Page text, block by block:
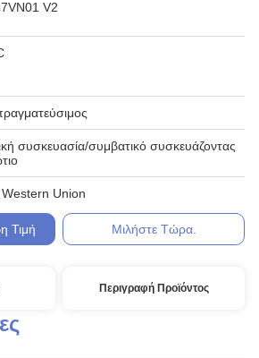
V2
συσκευασία/συμβατικό συσκευάζοντας
Union
Τιμή Μιλήστε Τώρα.
Περιγραφή Προϊόντος